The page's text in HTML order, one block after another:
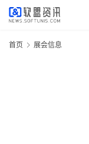
首页 展会信息